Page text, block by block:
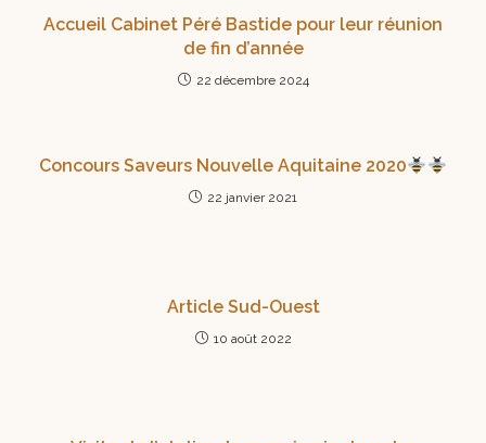
Accueil Cabinet Péré Bastide pour leur réunion
de fin d’année
22 décembre 2024
Concours Saveurs Nouvelle Aquitaine 2020
22 janvier 2021
Article Sud-Ouest
10 août 2022